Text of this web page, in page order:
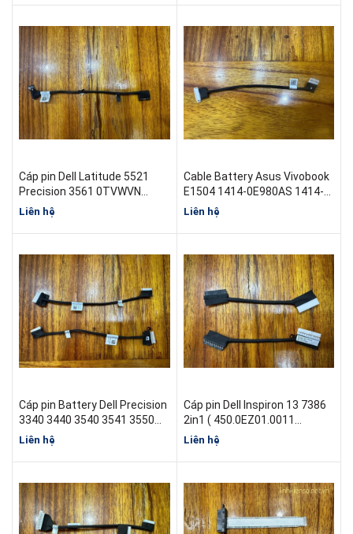
Cáp pin Dell Latitude 5521
Precision 3561 0TVWVN
450.0NS02.0001 BM15-6C 6-
Liên hệ
Cable Battery Asus Vivobook
E1504 1414-0E980AS 1414-
0E970AS
Liên hệ
Cáp pin Battery Dell Precision
3340 3440 3540 3541 3550
3551 6CVCT
Liên hệ
Cáp pin Dell Inspiron 13 7386
2in1 ( 450.0EZ01.0011
02TK30 )
Liên hệ